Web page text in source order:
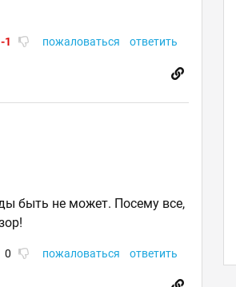
-1 пожаловаться ответить
быть не может. Посему все,
0 пожаловаться ответить